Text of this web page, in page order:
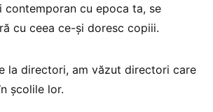
contemporan cu epoca ta, se
cu ceea ce-și doresc copiii.
la directori, am văzut directori care
școlile lor.